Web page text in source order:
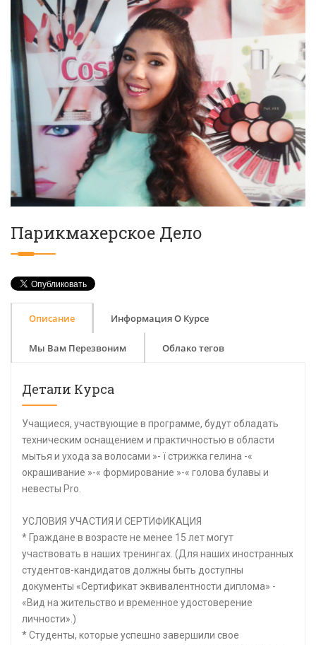
Парикмахерское Дело
Описание Информация О Курсе
Мы Вам Перезвоним Облако тегов
Детали Курса
Учащиеся, участвующие в программе, будут обладать
техническим оснащением и практичностью в области
мытья и ухода за волосами »- ï стрижка гелина -«
окрашивание »-« формирование »-« голова булавы и
невесты Pro.
УСЛОВИЯ УЧАСТИЯ И СЕРТИФИКАЦИЯ
* Граждане в возрасте не менее 15 лет могут
участвовать в наших тренингах. (Для наших иностранных
студентов-кандидатов должны быть доступны
документы «Сертификат эквивалентности диплома» -
«Вид на жительство и временное удостоверение
личности».)
* Студенты, которые успешно завершили свое